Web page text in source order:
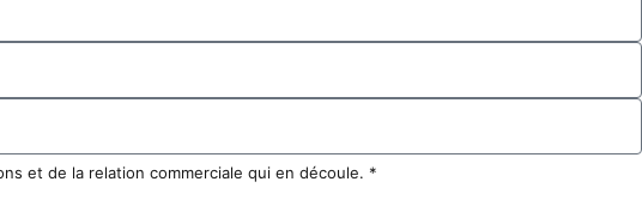
et de la relation commerciale qui en découle. *